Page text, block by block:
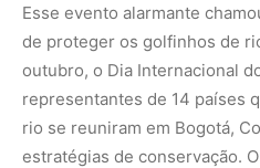
Esse evento alarmante
de proteger os golfinhos de
outubro, o Dia Internacional
representantes de 14 países
rio se reuniram em Bogotá,
estratégias de conservação.